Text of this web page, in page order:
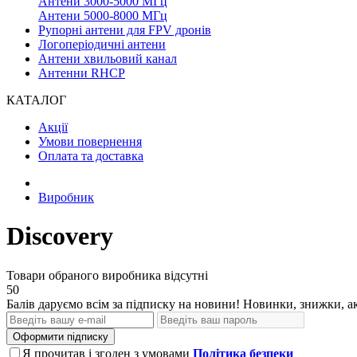
Антени 5000-8000 МГц
Рупорні антени для FPV дронів
Логоперіодичні антени
Антени хвильовий канал
Антенни RHCP
КАТАЛОГ
Акції
Умови повернення
Оплата та доставка
Виробник
Discovery
Товари обраного виробника відсутні
50
Балів даруємо всім за підписку на новини! Новинки, знижки,
Оформити підписку
Я прочитав і згоден з умовами Політика безпеки